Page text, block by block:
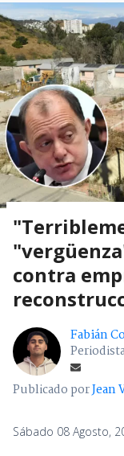
contra
Fabián
Publicado porJean
Sábado 08 Agosto,